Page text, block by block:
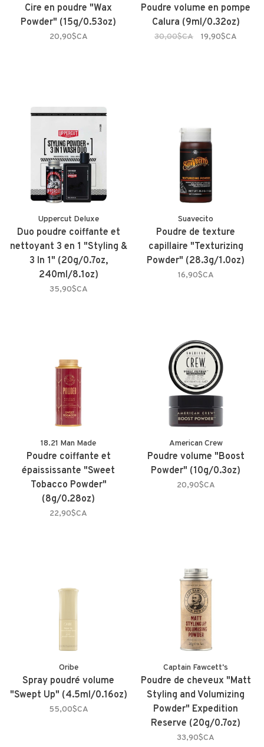
Cire en poudre "Wax
Powder" (15g/0.53oz)
20,90$CA
Poudre volume en pompe
Calura (9ml/0.32oz)
30,00$CA 19,90$CA
Uppercut Deluxe
Duo poudre coiffante et
nettoyant 3 en 1 "Styling &
3 In 1" (20g/0.7oz,
240ml/8.1oz)
35,90$CA
Suavecito
Poudre de texture
capillaire "Texturizing
Powder" (28.3g/1.0oz)
16,90$CA
18.21 Man Made
Poudre coiffante et
épaississante "Sweet
Tobacco Powder"
(8g/0.28oz)
22,90$CA
American Crew
Poudre volume "Boost
Powder" (10g/0.3oz)
20,90$CA
Oribe
Spray poudré volume
"Swept Up" (4.5ml/0.16oz)
55,00$CA
Captain Fawcett's
Poudre de cheveux "Matt
Styling and Volumizing
Powder" Expedition
Reserve (20g/0.7oz)
33,90$CA